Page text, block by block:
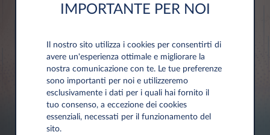
IMPORTANTE PER NOI
Il nostro sito utilizza i cookies per consentirti di
avere un'esperienza ottimale e migliorare la
nostra comunicazione con te. Le tue preferenze
sono importanti per noi e utilizzeremo
esclusivamente i dati per i quali hai fornito il
tuo consenso, a eccezione dei cookies
essenziali, necessati per il funzionamento del
sito.